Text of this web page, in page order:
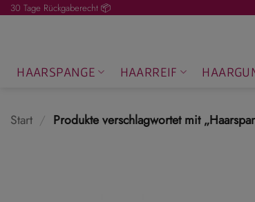
Zum30 Tage Rückgaberecht 📦
HAARSPANGE HAARREIF
Start / Produkte verschlagwortet mit